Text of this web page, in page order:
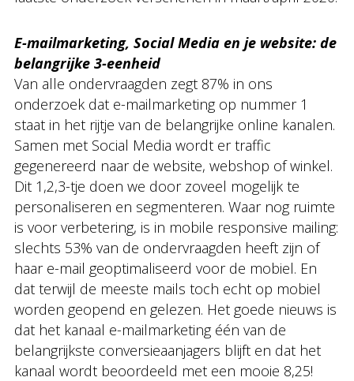
E-mailmarketing, Social Media en je website: de
belangrijke 3-eenheid
Van alle ondervraagden zegt 87% in ons
onderzoek dat e-mailmarketing op nummer 1
staat in het rijtje van de belangrijke online kanalen.
Samen met Social Media wordt er traffic
gegenereerd naar de website, webshop of winkel.
Dit 1,2,3-tje doen we door zoveel mogelijk te
personaliseren en segmenteren. Waar nog ruimte
is voor verbetering, is in mobile responsive mailing:
slechts 53% van de ondervraagden heeft zijn of
haar e-mail geoptimaliseerd voor de mobiel. En
dat terwijl de meeste mails toch echt op mobiel
worden geopend en gelezen. Het goede nieuws is
dat het kanaal e-mailmarketing één van de
belangrijkste conversieaanjagers blijft en dat het
kanaal wordt beoordeeld met een mooie 8,25!